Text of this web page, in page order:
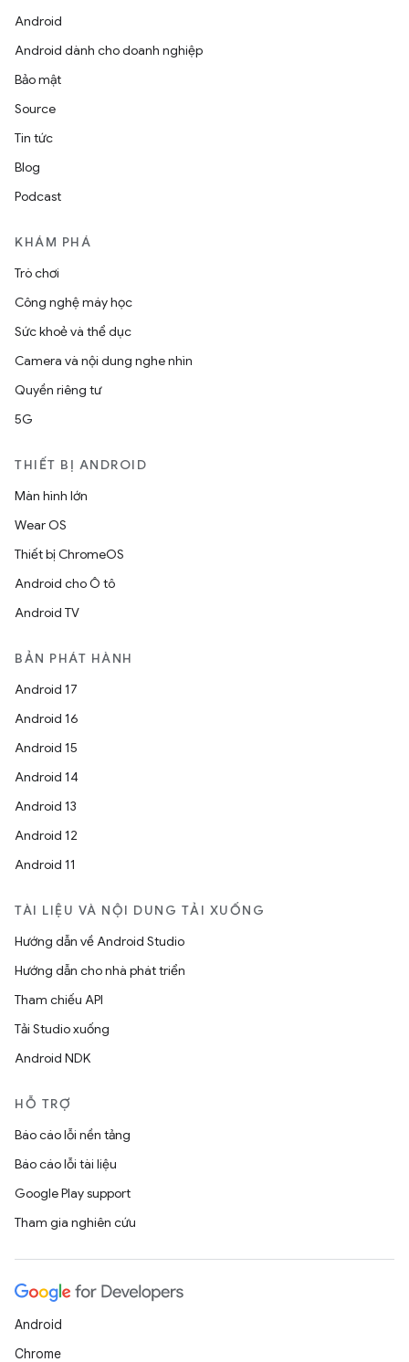
Android
Android dành cho doanh nghiệp
Bảo mật
Source
Tin tức
Blog
Podcast
KHÁM PHÁ
Trò chơi
Công nghệ máy học
Sức khoẻ và thể dục
Camera và nội dung nghe nhìn
Quyền riêng tư
5G
THIẾT BỊ ANDROID
Màn hình lớn
Wear OS
Thiết bị ChromeOS
Android cho Ô tô
Android TV
BẢN PHÁT HÀNH
Android 17
Android 16
Android 15
Android 14
Android 13
Android 12
Android 11
TÀI LIỆU VÀ NỘI DUNG TẢI XUỐNG
Hướng dẫn về Android Studio
Hướng dẫn cho nhà phát triển
Tham chiếu API
Tải Studio xuống
Android NDK
HỖ TRỢ
Báo cáo lỗi nền tảng
Báo cáo lỗi tài liệu
Google Play support
Tham gia nghiên cứu
Android
Chrome